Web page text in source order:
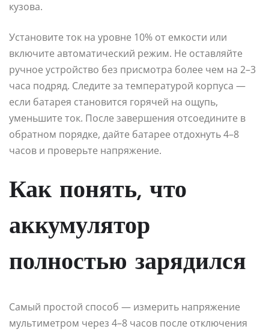
кузова.
Установите ток на уровне 10% от емкости или
включите автоматический режим. Не оставляйте
ручное устройство без присмотра более чем на 2–3
часа подряд. Следите за температурой корпуса —
если батарея становится горячей на ощупь,
уменьшите ток. После завершения отсоедините в
обратном порядке, дайте батарее отдохнуть 4–8
часов и проверьте напряжение.
Как понять, что
аккумулятор
полностью зарядился
Самый простой способ — измерить напряжение
мультиметром через 4–8 часов после отключения